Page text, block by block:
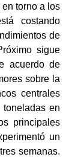
torno a los
costando
de
sigue
acuerdo de
sobre la
centrales
toneladas en
principales
un
semanas.